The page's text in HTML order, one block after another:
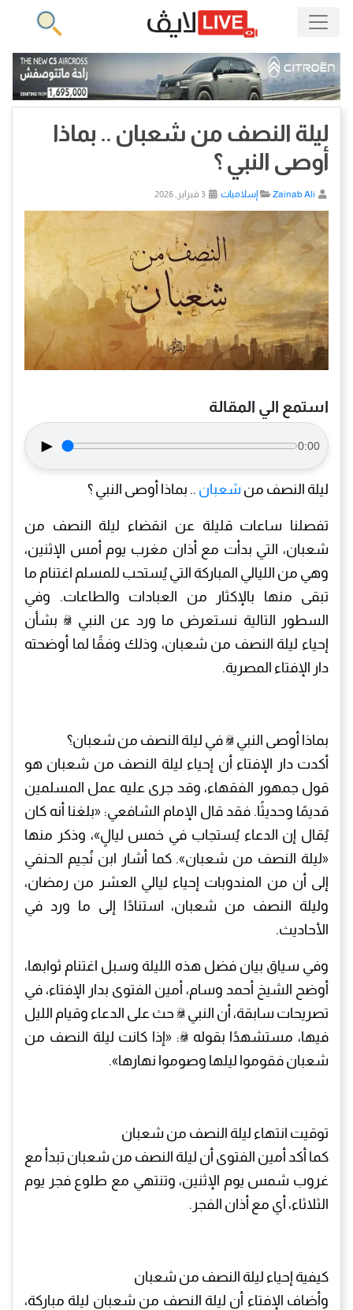
ليلة النصف من شعبان .. بماذا
أوصى النبي ؟
Zainab Ali إسلاميات
استمع الي المقالة
► 0:00
ليلة النصف من شعبان .. بماذا أوصى النبي ؟
تفصلنا ساعات قليلة عن انقضاء ليلة النصف من
شعبان، التي بدأت مع أذان مغرب يوم أمس الإثنين،
وهي من الليالي المباركة التي يُستحب للمسلم اغتنام ما
تبقى منها بالإكثار من العبادات والطاعات. وفي
السطور التالية نستعرض ما ورد عن النبي ﷺ بشأن
إحياء ليلة النصف من شعبان، وذلك وفقًا لما أوضحته
دار الإفتاء المصرية.
بماذا أوصى النبي ﷺ في ليلة النصف من شعبان؟
أكدت دار الإفتاء أن إحياء ليلة النصف من شعبان هو
قول جمهور الفقهاء، وقد جرى عليه عمل المسلمين
قديمًا وحديثًا. فقد قال الإمام الشافعي: «بلغنا أنه كان
يُقال إن الدعاء يُستجاب في خمس ليالٍ»، وذكر منها
«ليلة النصف من شعبان». كما أشار ابن نُجيم الحنفي
إلى أن من المندوبات إحياء ليالي العشر من رمضان،
وليلة النصف من شعبان، استنادًا إلى ما ورد في
الأحاديث.
وفي سياق بيان فضل هذه الليلة وسبل اغتنام ثوابها،
أوضح الشيخ أحمد وسام، أمين الفتوى بدار الإفتاء، في
تصريحات سابقة، أن النبي ﷺ حث على الدعاء وقيام الليل
فيها، مستشهدًا بقوله ﷺ: «إذا كانت ليلة النصف من
شعبان فقوموا ليلها وصوموا نهارها».
توقيت انتهاء ليلة النصف من شعبان
كما أكد أمين الفتوى أن ليلة النصف من شعبان تبدأ مع
غروب شمس يوم الإثنين، وتنتهي مع طلوع فجر يوم
الثلاثاء، أي مع أذان الفجر.
كيفية إحياء ليلة النصف من شعبان
وأضاف الإفتاء أن ليلة النصف من شعبان ليلة مباركة،